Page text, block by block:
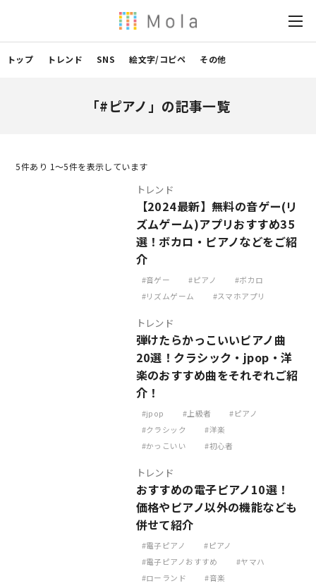
トップ トレンド SNS 絵文字/コピペ その他
「#ピアノ」の記事一覧
5件あり 1〜5件を表示しています
トレンド
【2024最新】無料の音ゲー(リ
ズムゲーム)アプリおすすめ35
選！ボカロ・ピアノなどをご紹
介
音ゲー ピアノ
ボカロ
リズムゲーム
スマホアプリ
トレンド
弾けたらかっこいいピアノ曲
20選！クラシック・jpop・洋
楽のおすすめ曲をそれぞれご紹
介！
jpop 上級者
ピアノ
クラシック
洋楽
かっこいい
初心者
トレンド
おすすめの電子ピアノ10選！
価格やピアノ以外の機能なども
併せて紹介
電子ピアノ
ピアノ
電子ピアノおすすめ
ヤマハ
ローランド
音楽